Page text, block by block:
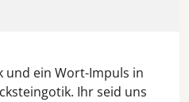
und ein Wort-Impuls in
Ihr seid uns